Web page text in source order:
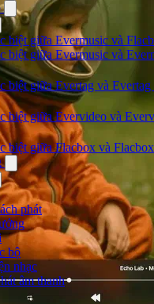
biệt giữa Evermusic và
biệt giữa Evermusic và
biệt giữa Evertag và
biệt giữa Evervideo và
biệt giữa Flacbox và
phát
bộ
nhạc
âm thanh